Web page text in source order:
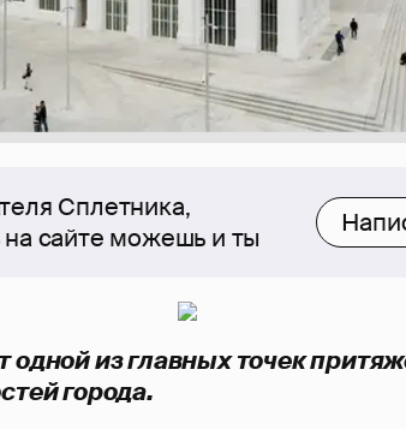
Сплетника,
на сайте можешь и ты
одной из главных точек
города.